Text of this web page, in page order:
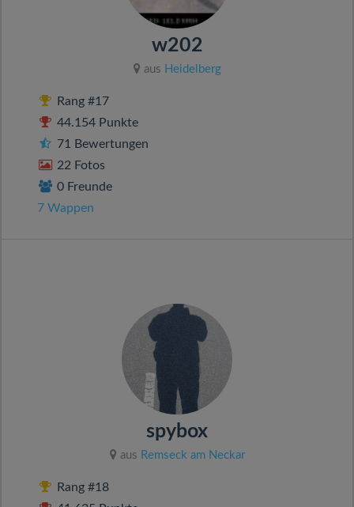
w202
aus Heidelberg
Rang #17
44.154 Punkte
71 Bewertungen
22 Fotos
0 Freunde
7 Wappen
spybox
aus Remseck am Neckar
Rang #18